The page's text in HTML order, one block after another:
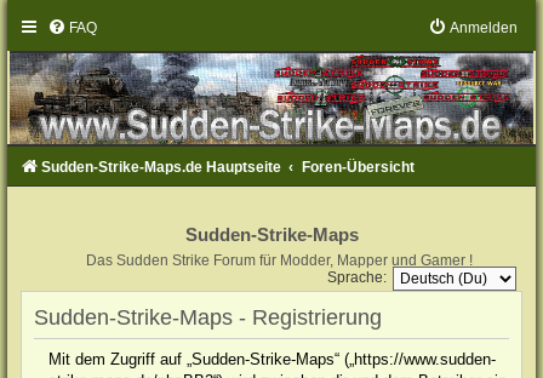
FAQ Anmelden
Sudden-Strike-Maps.de Hauptseite Foren-Übersicht
Sudden-Strike-Maps
Das Sudden Strike Forum für Modder, Mapper und Gamer !
Sprache:
Sudden-Strike-Maps - Registrierung
Mit dem Zugriff auf „Sudden-Strike-Maps“ („https://www.sudden-